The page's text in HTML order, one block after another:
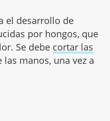
el desarrollo de
por hongos, que
Se debe cortar las
manos, una vez a